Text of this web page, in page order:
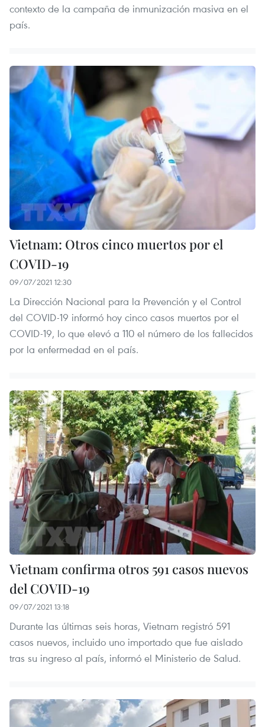
contexto de la campaña de inmunización masiva en el
país.
Vietnam: Otros cinco muertos por el
COVID-19
09/07/2021 12:30
La Dirección Nacional para la Prevención y el Control
del COVID-19 informó hoy cinco casos muertos por el
COVID-19, lo que elevó a 110 el número de los fallecidos
por la enfermedad en el país.
Vietnam confirma otros 591 casos nuevos
del COVID-19
09/07/2021 13:18
Durante las últimas seis horas, Vietnam registró 591
casos nuevos, incluido uno importado que fue aislado
tras su ingreso al país, informó el Ministerio de Salud.